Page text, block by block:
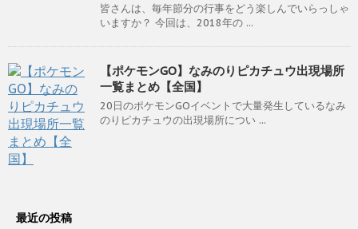
皆さんは、毎年節分の行事をどう楽しんでいらっしゃ
いますか？ 今回は、2018年の ...
【ポケモンGO】なみのりピカチュウ出現場所
一覧まとめ【全国】
20日のポケモンGOイベントで大量発生しているなみ
のりピカチュウの出現場所につい ...
最近の投稿